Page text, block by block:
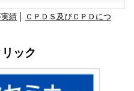
績
ＣＰＤＳ及びＣＰＤにつ
ック